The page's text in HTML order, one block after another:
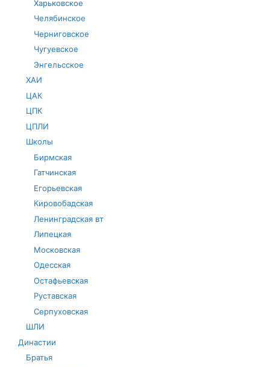
Харьковское
Челябинское
Черниговское
Чугуевское
Энгельсское
ХАИ
ЦАК
ЦПК
ЦПЛИ
Школы
Бирмская
Гатчинская
Егорьевская
Кировобадская
Ленинградская вт
Липецкая
Московская
Одесская
Остафьевская
Руставская
Серпуховская
ШЛИ
Династии
Братья